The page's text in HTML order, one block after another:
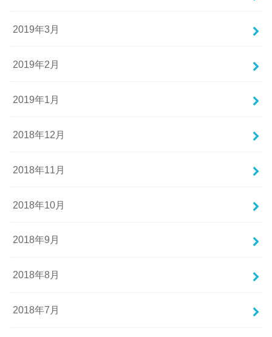
2019年3月
2019年2月
2019年1月
2018年12月
2018年11月
2018年10月
2018年9月
2018年8月
2018年7月